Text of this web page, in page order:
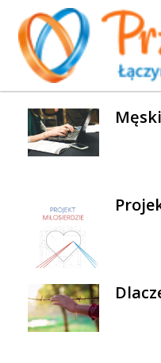
WYBRANE